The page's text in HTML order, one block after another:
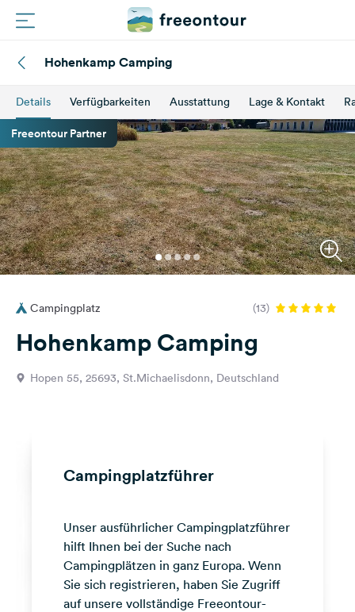
Plätze
Magazin
Partner
Registrieren
Einloggen
Fragen &
Media
Facebook
Instagram
Hohenkamp Camping
Details Verfügbarkeiten Ausstattung Lage & Kontakt
Freeontour Partner
Campingplatz (13)
Hohenkamp Camping
Hopen 55, 25693, St.Michaelisdonn, Deutschland
Campingplatzführer
Unser ausführlicher Campingplatzführer
hilft Ihnen bei der Suche nach
Campingplätzen in ganz Europa. Wenn
Sie sich registrieren, haben Sie Zugriff
auf unsere vollständige Freeontour-